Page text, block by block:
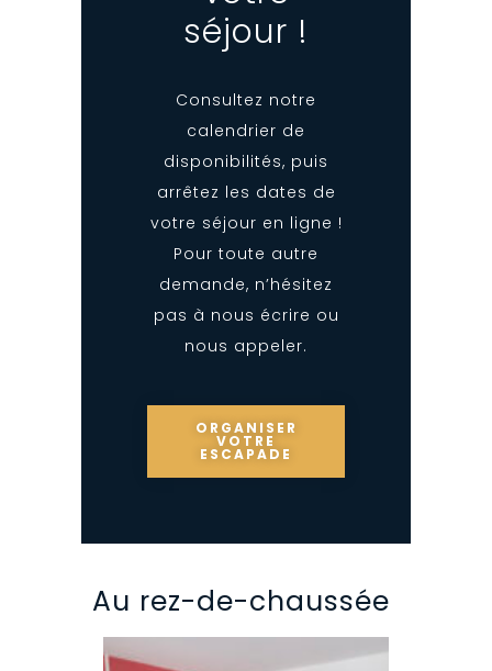
séjour !
Consultez notre
calendrier de
disponibilités, puis
arrêtez les dates de
votre séjour en ligne !
Pour toute autre
demande, n’hésitez
pas à nous écrire ou
nous appeler.
ORGANISER
VOTRE
ESCAPADE
Au rez-de-chaussée